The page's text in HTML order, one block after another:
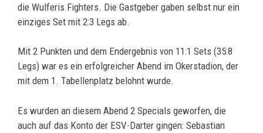
die Wulferis Fighters. Die Gastgeber gaben selbst nur ein
einziges Set mit 2:3 Legs ab.
Mit 2 Punkten und dem Endergebnis von 11:1 Sets (35:8
Legs) war es ein erfolgreicher Abend im Okerstadion, der
mit dem 1. Tabellenplatz belohnt wurde.
Es wurden an diesem Abend 2 Specials geworfen, die
auch auf das Konto der ESV-Darter gingen: Sebastian